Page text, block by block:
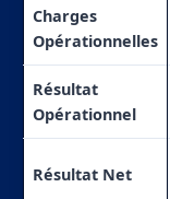
Charges
Opérationnelles
Résultat
Opérationnel
Résultat Net